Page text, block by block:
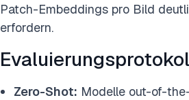
Patch-Embeddings pro Bild
erfordern.
Zero-Shot: Modelle out-of-